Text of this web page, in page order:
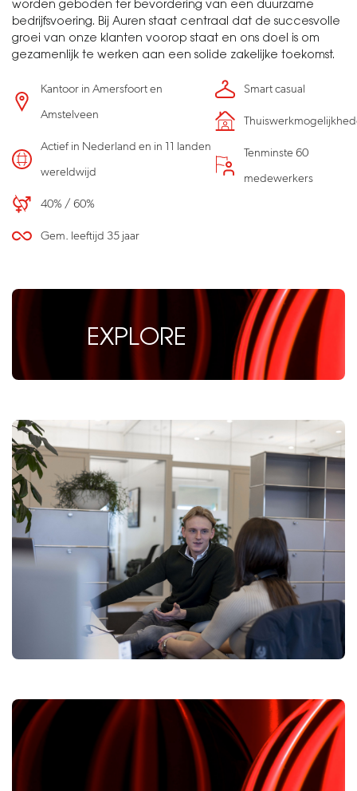
worden geboden ter bevordering van een duurzame
bedrijfsvoering. Bij Auren staat centraal dat de succesvolle
groei van onze klanten voorop staat en ons doel is om
gezamenlijk te werken aan een solide zakelijke toekomst.
Kantoor in Amersfoort en
Amstelveen
Actief in Nederland en in 11 landen
wereldwijd
40% / 60%
Gem. leeftijd 35 jaar
Smart casual
Tenminste 60
medewerkers
EXPLORE AU RE